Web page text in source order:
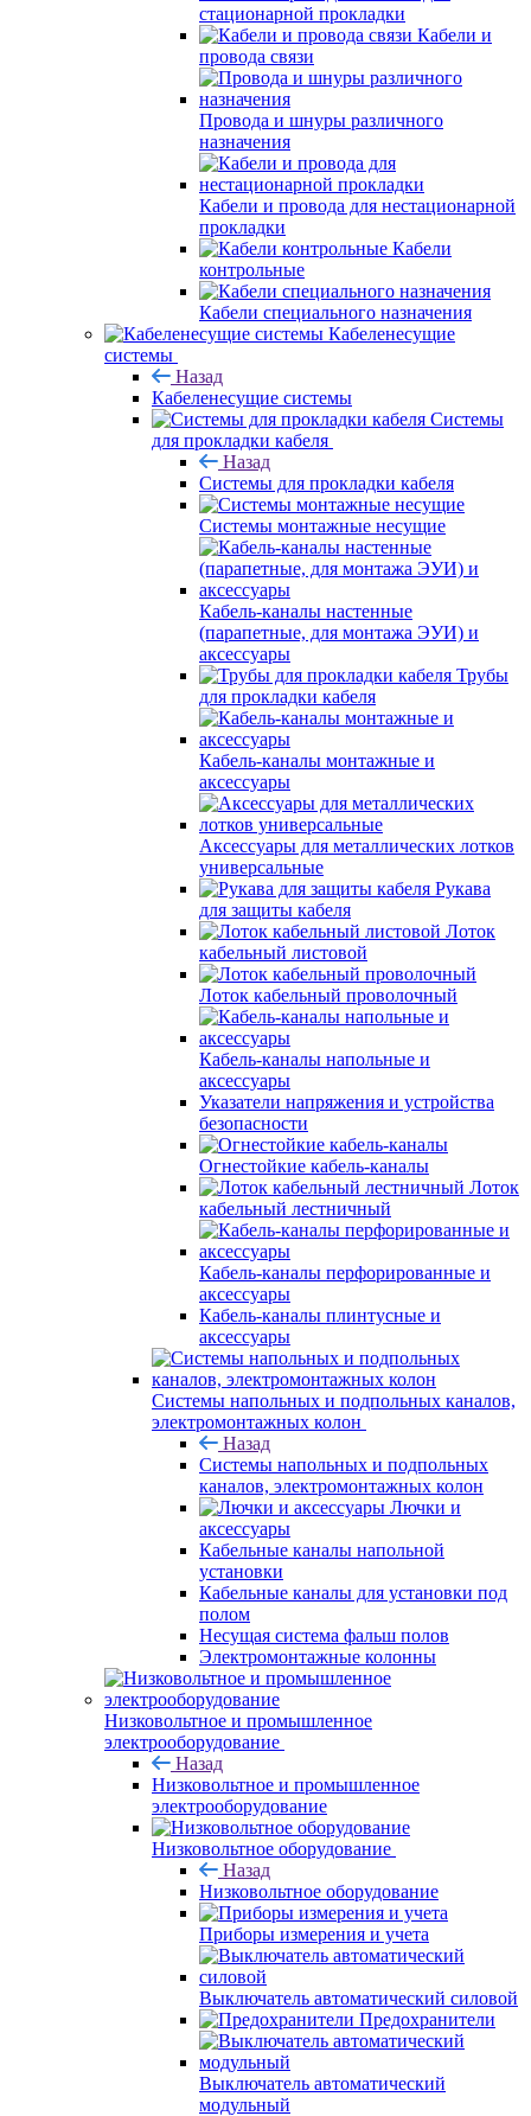
стационарной прокладки
Кабели и
провода связи
Провода и шнуры различного
назначения
Кабели и провода для нестационарной
прокладки
Кабели
контрольные
Кабели специального назначения
Кабеленесущие
системы
Назад
Кабеленесущие системы
Системы
для прокладки кабеля
Назад
Системы для прокладки кабеля
Системы монтажные несущие
Кабель-каналы настенные
(парапетные, для монтажа ЭУИ) и
аксессуары
Трубы
для прокладки кабеля
Кабель-каналы монтажные и
аксессуары
Аксессуары для металлических лотков
универсальные
Рукава
для защиты кабеля
Лоток
кабельный листовой
Лоток кабельный проволочный
Кабель-каналы напольные и
аксессуары
Указатели напряжения и устройства
безопасности
Огнестойкие кабель-каналы
Лоток
кабельный лестничный
Кабель-каналы перфорированные и
аксессуары
Кабель-каналы плинтусные и
аксессуары
Системы напольных и подпольных каналов,
электромонтажных колон
Назад
Системы напольных и подпольных
каналов, электромонтажных колон
Лючки и
аксессуары
Кабельные каналы напольной
установки
Кабельные каналы для установки под
полом
Несущая система фальш полов
Электромонтажные колонны
Низковольтное и промышленное
электрооборудование
Назад
Низковольтное и промышленное
электрооборудование
Низковольтное оборудование
Назад
Низковольтное оборудование
Приборы измерения и учета
Выключатель автоматический силовой
Предохранители
Выключатель автоматический
модульный